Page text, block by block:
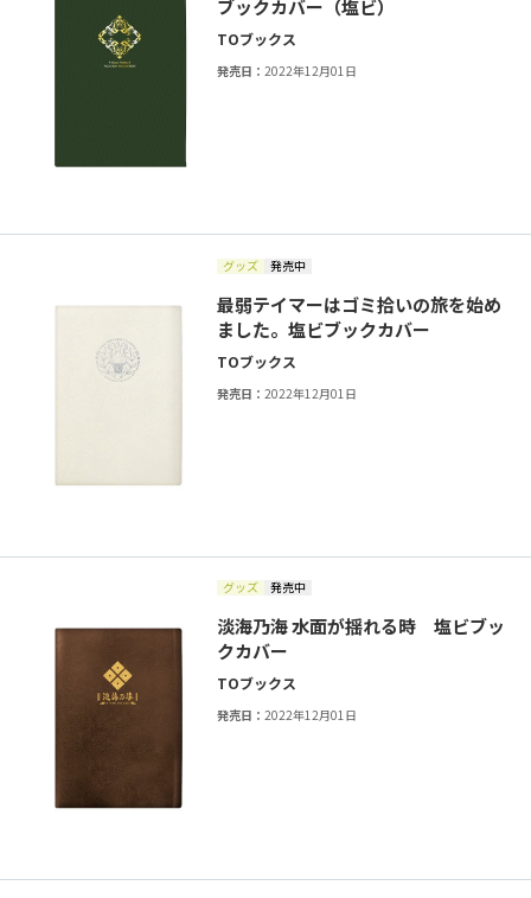
ブックカバー（塩ビ）
TOブックス
発売日：2022年12月01日
グッズ 発売中
最弱テイマーはゴミ拾いの旅を始め
ました。塩ビブックカバー
TOブックス
発売日：2022年12月01日
グッズ 発売中
淡海乃海 水面が揺れる時 塩ビブッ
クカバー
TOブックス
発売日：2022年12月01日